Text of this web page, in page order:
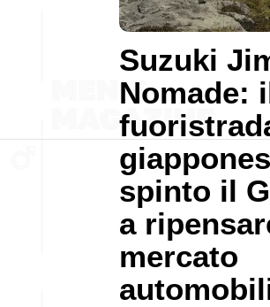
Suzuki
Nomade:
spinto il
a
mercato